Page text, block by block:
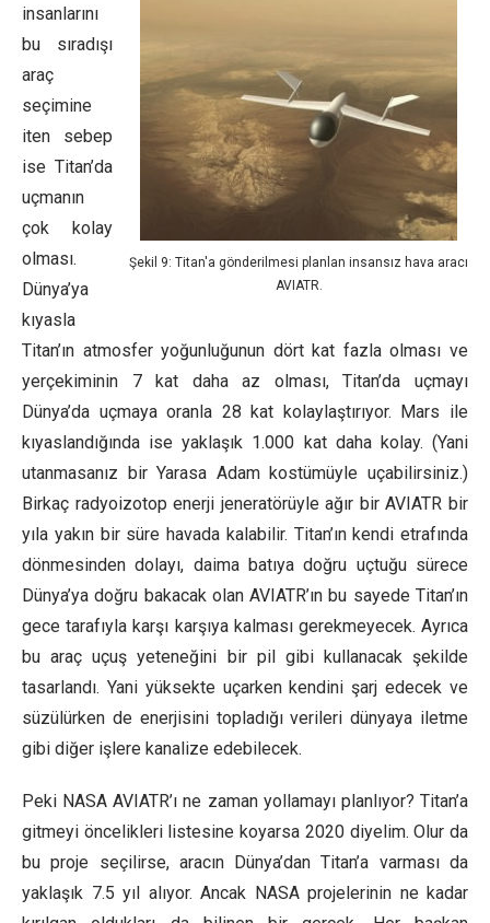
Şekil 9: Titan'a gönderilmesi planlan insansız hava aracı
AVIATR.
insanlarını
bu sıradışı
araç
seçimine
iten sebep
ise Titan’da
uçmanın
çok kolay
olması.
Dünya’ya
kıyasla
Titan’ın atmosfer yoğunluğunun dört kat fazla olması ve
yerçekiminin 7 kat daha az olması, Titan’da uçmayı
Dünya’da uçmaya oranla 28 kat kolaylaştırıyor. Mars ile
kıyaslandığında ise yaklaşık 1.000 kat daha kolay. (Yani
utanmasanız bir Yarasa Adam kostümüyle uçabilirsiniz.)
Birkaç radyoizotop enerji jeneratörüyle ağır bir AVIATR bir
yıla yakın bir süre havada kalabilir. Titan’ın kendi etrafında
dönmesinden dolayı, daima batıya doğru uçtuğu sürece
Dünya’ya doğru bakacak olan AVIATR’ın bu sayede Titan’ın
gece tarafıyla karşı karşıya kalması gerekmeyecek. Ayrıca
bu araç uçuş yeteneğini bir pil gibi kullanacak şekilde
tasarlandı. Yani yüksekte uçarken kendini şarj edecek ve
süzülürken de enerjisini topladığı verileri dünyaya iletme
gibi diğer işlere kanalize edebilecek.
Peki NASA AVIATR’ı ne zaman yollamayı planlıyor? Titan’a
gitmeyi öncelikleri listesine koyarsa 2020 diyelim. Olur da
bu proje seçilirse, aracın Dünya’dan Titan’a varması da
yaklaşık 7.5 yıl alıyor. Ancak NASA projelerinin ne kadar